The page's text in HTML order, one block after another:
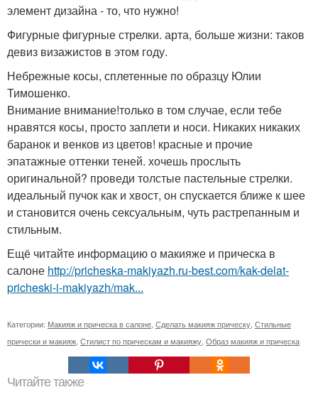
элемент дизайна - то, что нужно!
Фигурные фигурные стрелки. арта, больше жизни: таков
девиз визажистов в этом году.
Небрежные косы, сплетенные по образцу Юлии
Тимошенко.
Внимание внимание!только в том случае, если тебе
нравятся косы, просто заплети и носи. Никаких никаких
баранок и венков из цветов! красные и прочие
эпатажные оттенки теней. хочешь прослыть
оригинальной? проведи толстые пастельные стрелки.
идеальный пучок как и хвост, он спускается ближе к шее
и становится очень сексуальным, чуть растрепанным и
стильным.
Ещё читайте информацию о макияже и прическа в
салоне http://pricheska-makiyazh.ru-best.com/kak-delat-
pricheski-i-makiyazh/mak...
Категории: Макияж и прическа в салоне Сделать макияж прическу Стильные
прически и макияж Стилист по прическам и макияжу Образ макияж и прическа
Читайте также